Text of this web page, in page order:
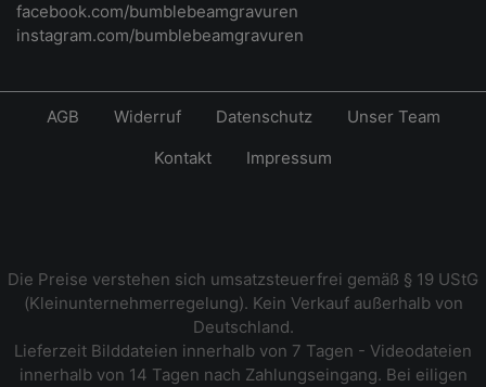
facebook.com/bumblebeamgravuren
instagram.com/bumblebeamgravuren
AGB Widerruf Datenschutz
Unser Team
Kontakt
Impressum
Die Preise verstehen sich umsatzsteuerfrei gemäß § 19 UStG
(Kleinunternehmerregelung). Kein Verkauf außerhalb von
Deutschland.
Lieferzeit Bilddateien innerhalb von 7 Tagen - Videodateien
innerhalb von 14 Tagen nach Zahlungseingang. Bei eiligen